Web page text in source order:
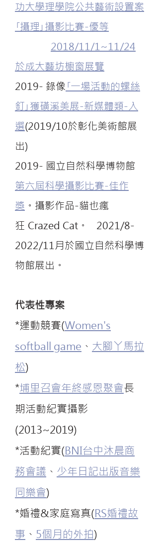
功大學理學院公共藝術設置案
｢攝理｣攝影比賽-優等
2018/11/1~11/24
於成大藝坊櫥窗展覽
2019- 錄像 ｢一場活動的螺絲
釘｣獲磺溪美展-新媒體類-入
選(2019/10於彰化美術館展
出)
2019- 國立自然科學博物館
第六屆科學攝影比賽-佳作
獎 。攝影作品-貓也瘋
狂 Crazed Cat。 2021/8-
2022/11月於國立自然科學博
物館展出。
代表性專案
*運動競賽(Women's
softball game 、 大腳丫馬拉
松)
*埔里召會年終感恩聚會長
期活動紀實攝影
(2013~2019)
*活動紀實(BNI台中沐晨商
務會議 、 少年日記出版音樂
同樂會)
*婚禮&家庭寫真(RS婚禮故
事 、 5個月的外拍)